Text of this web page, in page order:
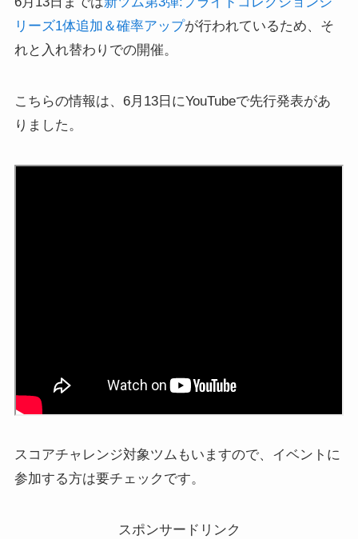
リーズ1体追加＆確率アップが行われているため、そ
れと入れ替わりでの開催。
こちらの情報は、6月13日にYouTubeで先行発表があ
りました。
スコアチャレンジ対象ツムもいますので、イベントに
参加する方は要チェックです。
スポンサードリンク